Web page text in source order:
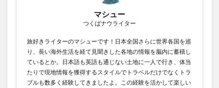
マシュー
つくばナウライター
旅好きライターのマシューです！日本全国さらに世界各国を巡
り、長い海外生活を経て見聞きした各地の情報を脳内に蓄積し
ているとか。日本語も英語も通じない土地に一人で行き、体当
たりで現地情報を獲得するスタイルでトラベルだけでなくトラ
ブルも数多く経験してきましたよ。この経験を活かして楽しい